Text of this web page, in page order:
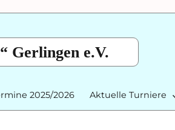
Gerlingen e.V.
2025/2026 Aktuelle Turniere